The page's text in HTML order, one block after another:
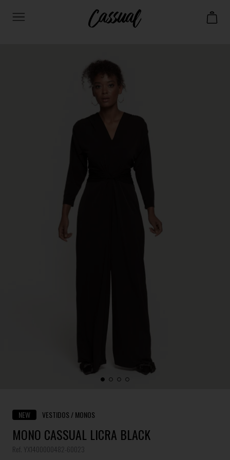
NEW VESTIDOS / MONOS
MONO CASSUAL LICRA BLACK
Ref. YX1400000482-60023